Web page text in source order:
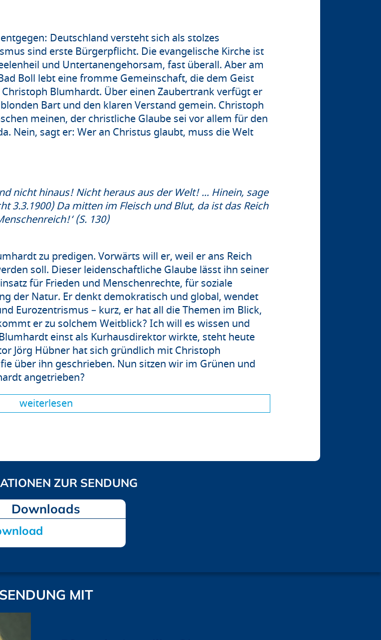
Deutschland versteht sich als stolzes
sind erste Bürgerpflicht. Die evangelische Kirche ist
und Untertanengehorsam, fast überall. Aber am
Boll lebt eine fromme Gemeinschaft, die dem Geist
Blumhardt. Über einen Zaubertrank verfügt er
Bart und den klaren Verstand gemein. Christoph
meinen, der christliche Glaube sei vor allem für den
Nein, sagt er: Wer an Christus glaubt, muss die Welt
nicht hinaus! Nicht heraus aus der Welt! ... Hinein, sage
3.3.1900) Da mitten im Fleisch und Blut, da ist das Reich
ist Menschenreich!‘ (S. 130)
zu predigen. Vorwärts will er, weil er ans Reich
soll. Dieser leidenschaftliche Glaube lässt ihn seiner
für Frieden und Menschenrechte, für soziale
der Natur. Er denkt demokratisch und global, wendet
Eurozentrismus – kurz, er hat all die Themen im Blick,
er zu solchem Weitblick? Ich will es wissen und
einst als Kurhausdirektor wirkte, steht heute
Jörg Hübner hat sich gründlich mit Christoph
über ihn geschrieben. Nun sitzen wir im Grünen und
angetrieben?
weiterlesen
Downloads
SENDUNG MIT